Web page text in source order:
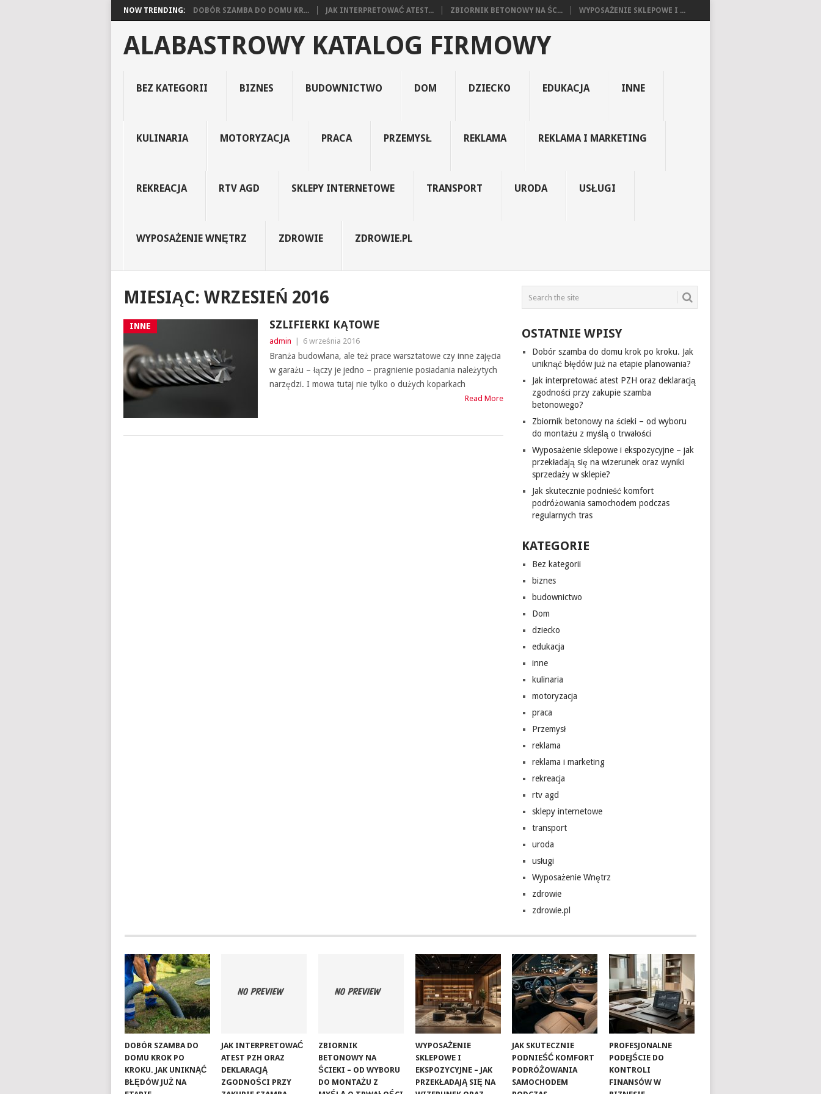
NOW TRENDING: DOBÓR SZAMBA DO DOMU KR... JAK INTERPRETOWAĆ ATEST... ZBIORNIK BETONOWY NA ŚC... WYPOSAŻENIE SKLEPOWE I ...
ALABASTROWY KATALOG FIRMOWY
BEZ KATEGORII BIZNES BUDOWNICTWO DOM DZIECKO EDUKACJA INNE
KULINARIA MOTORYZACJA PRACA PRZEMYSŁ REKLAMA REKLAMA I MARKETING
REKREACJA RTV AGD SKLEPY INTERNETOWE TRANSPORT URODA USŁUGI
WYPOSAŻENIE WNĘTRZ ZDROWIE ZDROWIE.PL
MIESIĄC: WRZESIEŃ 2016
INNE SZLIFIERKI KĄTOWE
admin 6 września 2016
Branża budowlana, ale też prace warsztatowe czy inne zajęcia
w garażu – łączy je jedno – pragnienie posiadania należytych
narzędzi. I mowa tutaj nie tylko o dużych koparkach
Read More
OSTATNIE WPISY
Dobór szamba do domu krok po kroku. Jak
uniknąć błędów już na etapie planowania?
Jak interpretować atest PZH oraz deklaracją
zgodności przy zakupie szamba
betonowego?
Zbiornik betonowy na ścieki – od wyboru
do montażu z myślą o trwałości
Wyposażenie sklepowe i ekspozycyjne – jak
przekładają się na wizerunek oraz wyniki
sprzedaży w sklepie?
Jak skutecznie podnieść komfort
podróżowania samochodem podczas
regularnych tras
KATEGORIE
Bez kategorii
biznes
budownictwo
Dom
dziecko
edukacja
inne
kulinaria
motoryzacja
praca
Przemysł
reklama
reklama i marketing
rekreacja
rtv agd
sklepy internetowe
transport
uroda
usługi
Wyposażenie Wnętrz
zdrowie
zdrowie.pl
DOBÓR SZAMBA DO
DOMU KROK PO
KROKU. JAK UNIKNĄĆ
BŁĘDÓW JUŻ NA
JAK INTERPRETOWAĆ
ATEST PZH ORAZ
DEKLARACJĄ
ZGODNOŚCI PRZY
ZBIORNIK
BETONOWY NA
ŚCIEKI – OD WYBORU
DO MONTAŻU Z
WYPOSAŻENIE
SKLEPOWE I
EKSPOZYCYJNE – JAK
PRZEKŁADAJĄ SIĘ NA
JAK SKUTECZNIE
PODNIEŚĆ KOMFORT
PODRÓŻOWANIA
SAMOCHODEM
PROFESJONALNE
PODEJŚCIE DO
KONTROLI
FINANSÓW W